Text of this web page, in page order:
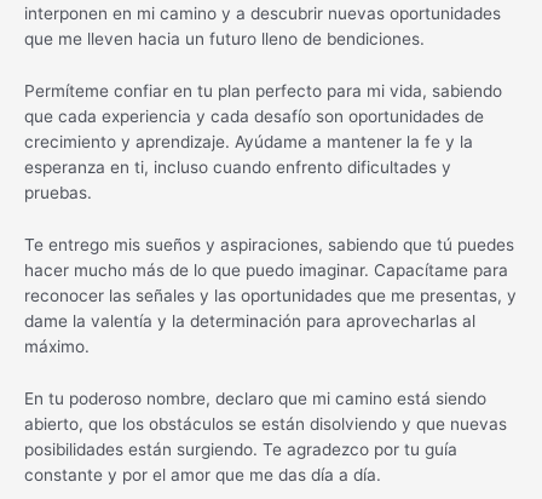
interponen en mi camino y a descubrir nuevas oportunidades
que me lleven hacia un futuro lleno de bendiciones.
Permíteme confiar en tu plan perfecto para mi vida, sabiendo
que cada experiencia y cada desafío son oportunidades de
crecimiento y aprendizaje. Ayúdame a mantener la fe y la
esperanza en ti, incluso cuando enfrento dificultades y
pruebas.
Te entrego mis sueños y aspiraciones, sabiendo que tú puedes
hacer mucho más de lo que puedo imaginar. Capacítame para
reconocer las señales y las oportunidades que me presentas, y
dame la valentía y la determinación para aprovecharlas al
máximo.
En tu poderoso nombre, declaro que mi camino está siendo
abierto, que los obstáculos se están disolviendo y que nuevas
posibilidades están surgiendo. Te agradezco por tu guía
constante y por el amor que me das día a día.